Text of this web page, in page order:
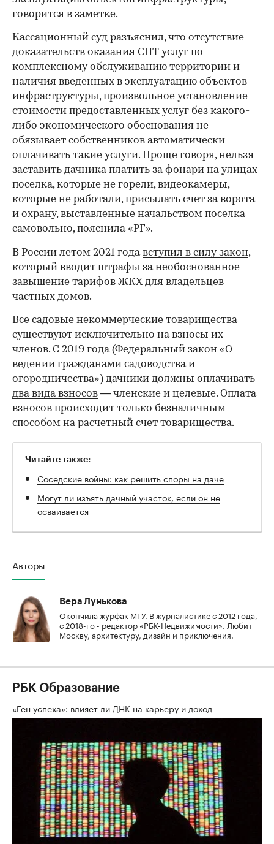
говорится в заметке.
Кассационный суд разъяснил, что отсутствие
доказательств оказания СНТ услуг по
комплексному обслуживанию территории и
наличия введенных в эксплуатацию объектов
инфраструктуры, произвольное установление
стоимости предоставленных услуг без какого-
либо экономического обоснования не
обязывает собственников автоматически
оплачивать такие услуги. Проще говоря, нельзя
заставить дачника платить за фонари на улицах
поселка, которые не горели, видеокамеры,
которые не работали, присылать счет за ворота
и охрану, выставленные начальством поселка
самовольно, пояснила «РГ».
00:00
В России летом 2021 годавступил в силу закон,
который вводит штрафы за необоснованное
завышение тарифов ЖКХ для владельцев
частных домов.
Все садовые некоммерческие товарищества
существуют исключительно на взносы их
членов. С 2019 года (Федеральный закон «О
ведении гражданами садоводства и
огородничества») дачники должны оплачивать
два вида взносов — членские и целевые. Оплата
взносов происходит только безналичным
способом на расчетный счет товарищества.
Читайте также:
Соседские войны: как решить споры на даче
Могут ли изъять дачный участок, если он не
осваивается
Авторы
Вера Лунькова
Окончила журфак МГУ. В журналистике с 2012 года,
с 2018-го - редактор «РБК-Недвижимости». Любит
Москву, архитектуру, дизайн и приключения.
РБК Образование
«Ген успеха»: влияет ли ДНК на карьеру и доход